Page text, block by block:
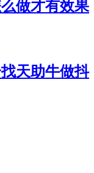
做才有效果
天助牛做抖